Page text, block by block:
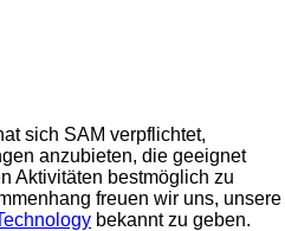
sich SAM verpflichtet,
anzubieten, die geeignet
Aktivitäten bestmöglich zu
freuen wir uns, unsere
bekannt zu geben.